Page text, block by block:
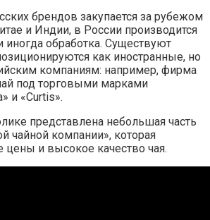
брендов закупается за рубежом
и Индии, в России производится
обработка. Существуют
как иностранные, но
компаниям: например, фирма
под торговыми марками
и «Curtis».
представлена небольшая часть
чайной компании», которая
цены и высокое качество чая.